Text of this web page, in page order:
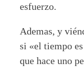
esfuerzo.
Ademas, y
si «el tiempo
que hace uno